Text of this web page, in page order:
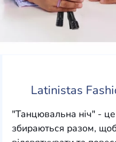
Latinistas
"Танцювальна ніч" -
збираються разом,